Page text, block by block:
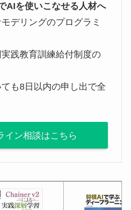
AIを使いこなせる人材へ
デリングのプログラミ
実践教育訓練給付制度の
ても8日以内の申し出で全
イン相談はこちら